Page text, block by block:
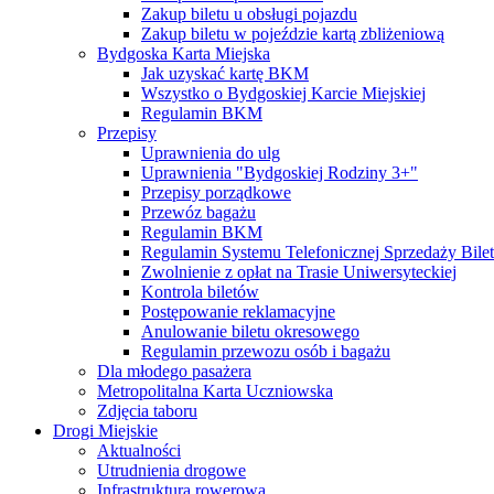
Zakup biletu u obsługi pojazdu
Zakup biletu w pojeździe kartą zbliżeniową
Bydgoska Karta Miejska
Jak uzyskać kartę BKM
Wszystko o Bydgoskiej Karcie Miejskiej
Regulamin BKM
Przepisy
Uprawnienia do ulg
Uprawnienia "Bydgoskiej Rodziny 3+"
Przepisy porządkowe
Przewóz bagażu
Regulamin BKM
Regulamin Systemu Telefonicznej Sprzedaży
Zwolnienie z opłat na Trasie Uniwersyteckiej
Kontrola biletów
Postępowanie reklamacyjne
Anulowanie biletu okresowego
Regulamin przewozu osób i bagażu
Dla młodego pasażera
Metropolitalna Karta Uczniowska
Zdjęcia taboru
Drogi Miejskie
Aktualności
Utrudnienia drogowe
Infrastruktura rowerowa